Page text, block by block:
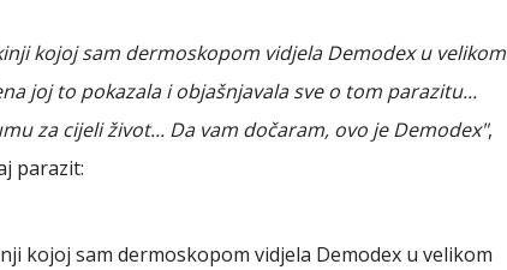
kojoj sam dermoskopom vidjela Demodex u velikom
joj to pokazala i objašnjavala sve o tom parazitu...
za cijeli život... Da vam dočaram, ovo je Demodex",
parazit:
kojoj sam dermoskopom vidjela Demodex u velikom